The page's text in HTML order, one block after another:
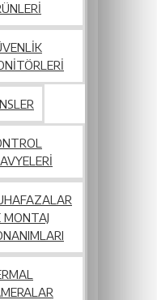
MONTAJ